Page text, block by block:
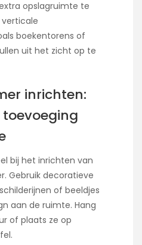
opslagruimte te
verticale
boekentorens of
uit het zicht op te
inrichten:
bij het inrichten van
Gebruik decoratieve
of beeldjes
aan de ruimte. Hang
of plaats ze op